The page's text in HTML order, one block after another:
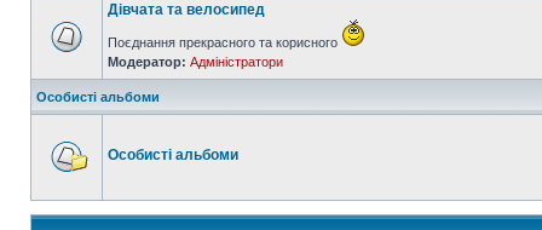
Дівчата та велосипед
Поєднання прекрасного та корисного
Модератор: Адміністратори
Особисті альбоми
Особисті альбоми